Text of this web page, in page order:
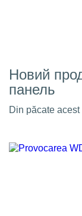
Новий
панель
Din păcate